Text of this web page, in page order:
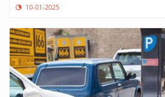
10-01-2025